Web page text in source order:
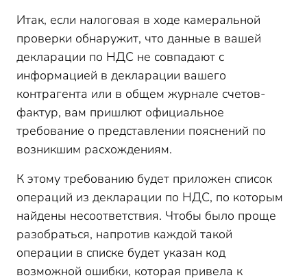
Итак, если налоговая в ходе камеральной
проверки обнаружит, что данные в вашей
декларации по НДС не совпадают с
информацией в декларации вашего
контрагента или в общем журнале счетов-
фактур, вам пришлют официальное
требование о представлении пояснений по
возникшим расхождениям.
К этому требованию будет приложен список
операций из декларации по НДС, по которым
найдены несоответствия. Чтобы было проще
разобраться, напротив каждой такой
операции в списке будет указан код
возможной ошибки, которая привела к